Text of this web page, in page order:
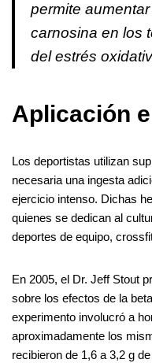
permite
carnosina en los
del estrés
Aplicación
Los deportistas utilizan
necesaria una ingesta
ejercicio intenso. Dichas
quienes se dedican al
deportes de equipo,
En 2005, el Dr. Jeff Stout
sobre los efectos de la
experimento involucró a
aproximadamente los
recibieron de 1,6 a 3,2 g